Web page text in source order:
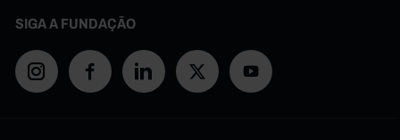
SIGA A FUNDAÇÃO